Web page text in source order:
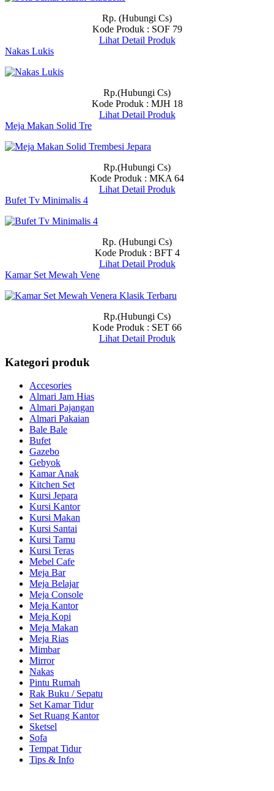
Rp. (Hubungi Cs)
Kode Produk : SOF 79
Lihat Detail Produk
Nakas Lukis
Rp.(Hubungi Cs)
Kode Produk : MJH 18
Lihat Detail Produk
Meja Makan Solid Tre
Rp.(Hubungi Cs)
Kode Produk : MKA 64
Lihat Detail Produk
Bufet Tv Minimalis 4
Rp. (Hubungi Cs)
Kode Produk : BFT 4
Lihat Detail Produk
Kamar Set Mewah Vene
Rp.(Hubungi Cs)
Kode Produk : SET 66
Lihat Detail Produk
Kategori produk
Accesories
Almari Jam Hias
Almari Pajangan
Almari Pakaian
Bale Bale
Bufet
Gazebo
Gebyok
Kamar Anak
Kitchen Set
Kursi Jepara
Kursi Kantor
Kursi Makan
Kursi Santai
Kursi Tamu
Kursi Teras
Mebel Cafe
Meja Bar
Meja Belajar
Meja Console
Meja Kantor
Meja Kopi
Meja Makan
Meja Rias
Mimbar
Mirror
Nakas
Pintu Rumah
Rak Buku / Sepatu
Set Kamar Tidur
Set Ruang Kantor
Sketsel
Sofa
Tempat Tidur
Tips & Info